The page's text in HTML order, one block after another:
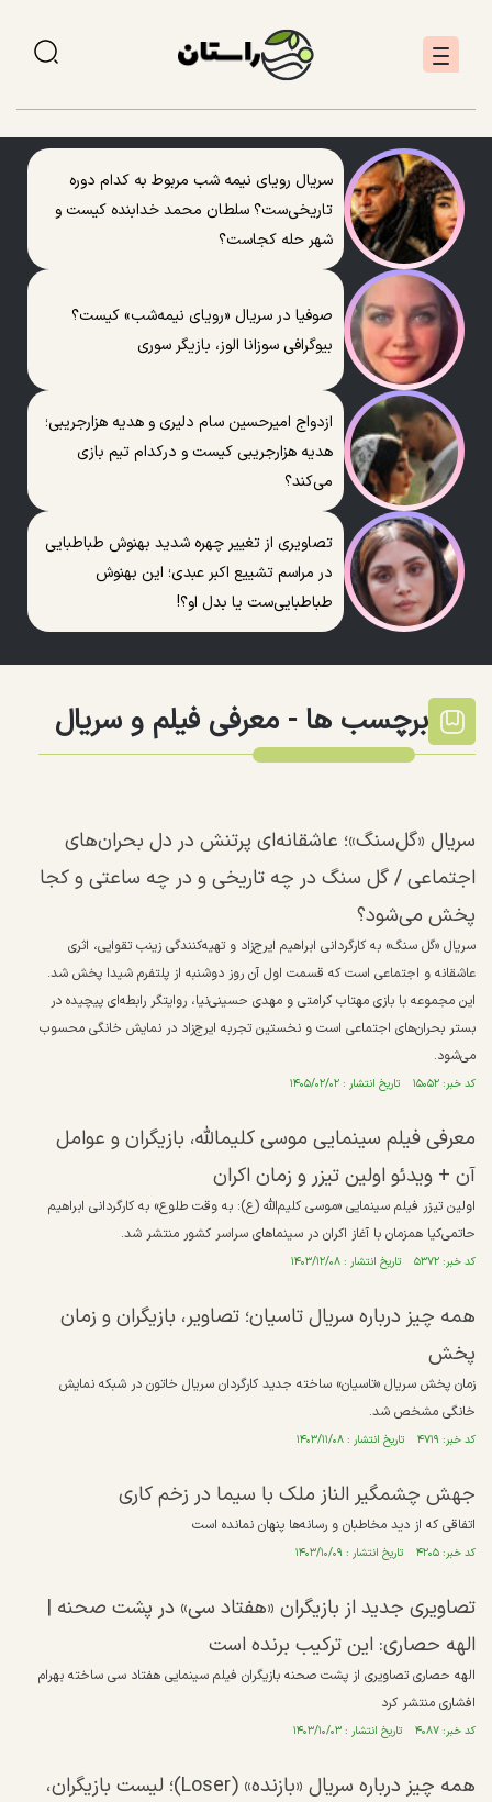
سریال رویای نیمه شب مربوط به کدام دوره
تاریخی‌ست؟ سلطان محمد خدابنده کیست و
شهر حله کجاست؟
صوفیا در سریال «رویای نیمه‌شب» کیست؟
بیوگرافی سوزانا الوز، بازیگر سوری
ازدواج امیرحسین سام دلیری و هدیه هزارجریبی؛
هدیه هزارجریبی کیست و درکدام تیم بازی
می‌کند؟
تصاویری از تغییر چهره شدید بهنوش طباطبایی
در مراسم تشییع اکبر عبدی؛ این بهنوش
طباطبایی‌ست یا بدل او؟!
برچسب ها - معرفی فیلم و سریال
سریال «گل‌سنگ»؛ عاشقانه‌ای پرتنش در دل بحران‌های
اجتماعی / گل سنگ در چه تاریخی و در چه ساعتی و کجا
پخش می‌شود؟
سریال «گل سنگ» به کارگردانی ابراهیم ایرج‌زاد و تهیه‌کنندگی زینب تقوایی، اثری
عاشقانه و اجتماعی است که قسمت اول آن روز دوشنبه از پلتفرم شیدا پخش شد.
این مجموعه با بازی مهتاب کرامتی و مهدی حسینی‌نیا، روایتگر رابطه‌ای پیچیده در
بستر بحران‌های اجتماعی است و نخستین تجربه ایرج‌زاد در نمایش خانگی محسوب
می‌شود.
کد خبر: ۱۵۰۵۲ تاریخ انتشار : ۱۴۰۵/۰۲/۰۲
معرفی فیلم سینمایی موسی کلیم‎الله، بازیگران و عوامل
آن + ویدئو اولین تیزر و زمان اکران
اولین تیزر فیلم سینمایی «موسی کلیم‌الله (ع): به وقت طلوع» به کارگردانی ابراهیم
حاتمی‌کیا همزمان با آغاز اکران در سینماهای سراسر کشور منتشر شد.
کد خبر: ۵۳۷۲ تاریخ انتشار : ۱۴۰۳/۱۲/۰۸
همه چیز درباره سریال تاسیان؛‌ تصاویر، بازیگران و زمان
پخش
زمان پخش سریال «تاسیان» ساخته جدید کارگردان سریال خاتون در شبکه نمایش
خانگی مشخص شد.
کد خبر: ۴۷۱۹ تاریخ انتشار : ۱۴۰۳/۱۱/۰۸
جهش چشمگیر الناز ملک با سیما در زخم کاری
اتفاقی که از دید مخاطبان و رسانه‌ها پنهان نمانده است
کد خبر: ۴۲۰۵ تاریخ انتشار : ۱۴۰۳/۱۰/۰۹
تصاویری جدید از بازیگران «هفتاد سی» در پشت صحنه |
الهه حصاری: این ترکیب برنده است
الهه حصاری تصاویری از پشت صحنه بازیگران فیلم سینمایی هفتاد سی ساخته بهرام
افشاری منتشر کرد
کد خبر: ۴۰۸۷ تاریخ انتشار : ۱۴۰۳/۱۰/۰۳
همه چیز درباره سریال «بازنده» (Loser)؛ لیست بازیگران،